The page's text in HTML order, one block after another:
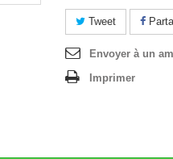
Tweet
Envoyer à un
Imprimer